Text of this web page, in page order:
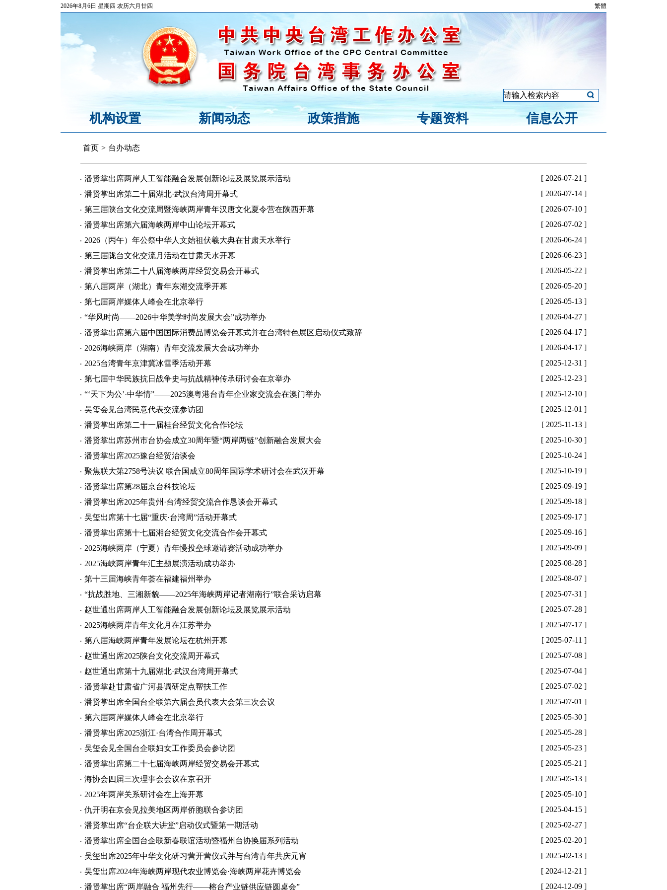
2026年8月6日 星期四 农历六月廿四 繁體
机构设置 新闻动态 政策措施 专题资料 信息公开
首页 > 台办动态
[ 2026-07-21 ]
潘贤掌出席两岸人工智能融合发展创新论坛及展览展示活动
[ 2026-07-14 ]
潘贤掌出席第二十届湖北·武汉台湾周开幕式
[ 2026-07-10 ]
第三届陕台文化交流周暨海峡两岸青年汉唐文化夏令营在陕西开幕
[ 2026-07-02 ]
潘贤掌出席第六届海峡两岸中山论坛开幕式
[ 2026-06-24 ]
2026（丙午）年公祭中华人文始祖伏羲大典在甘肃天水举行
[ 2026-06-23 ]
第三届陇台文化交流月活动在甘肃天水开幕
[ 2026-05-22 ]
潘贤掌出席第二十八届海峡两岸经贸交易会开幕式
[ 2026-05-20 ]
第八届两岸（湖北）青年东湖交流季开幕
[ 2026-05-13 ]
第七届两岸媒体人峰会在北京举行
[ 2026-04-27 ]
“华风时尚——2026中华美学时尚发展大会”成功举办
[ 2026-04-17 ]
潘贤掌出席第六届中国国际消费品博览会开幕式并在台湾特色展区启动仪式致辞
[ 2026-04-17 ]
2026海峡两岸（湖南）青年交流发展大会成功举办
[ 2025-12-31 ]
2025台湾青年京津冀冰雪季活动开幕
[ 2025-12-23 ]
第七届中华民族抗日战争史与抗战精神传承研讨会在京举办
[ 2025-12-10 ]
“‘天下为公’·中华情”——2025澳粤港台青年企业家交流会在澳门举办
[ 2025-12-01 ]
吴玺会见台湾民意代表交流参访团
[ 2025-11-13 ]
潘贤掌出席第二十一届桂台经贸文化合作论坛
[ 2025-10-30 ]
潘贤掌出席苏州市台协会成立30周年暨“两岸两链”创新融合发展大会
[ 2025-10-24 ]
潘贤掌出席2025豫台经贸治谈会
[ 2025-10-19 ]
聚焦联大第2758号决议 联合国成立80周年国际学术研讨会在武汉开幕
[ 2025-09-19 ]
潘贤掌出席第28届京台科技论坛
[ 2025-09-18 ]
潘贤掌出席2025年贵州·台湾经贸交流合作恳谈会开幕式
[ 2025-09-17 ]
吴玺出席第十七届“重庆·台湾周”活动开幕式
[ 2025-09-16 ]
潘贤掌出席第十七届湘台经贸文化交流合作会开幕式
[ 2025-09-09 ]
2025海峡两岸（宁夏）青年慢投垒球邀请赛活动成功举办
[ 2025-08-28 ]
2025海峡两岸青年汇主题展演活动成功举办
[ 2025-08-07 ]
第十三届海峡青年荟在福建福州举办
[ 2025-07-31 ]
“抗战胜地、三湘新貌——2025年海峡两岸记者湖南行”联合采访启幕
[ 2025-07-28 ]
赵世通出席两岸人工智能融合发展创新论坛及展览展示活动
[ 2025-07-17 ]
2025海峡两岸青年文化月在江苏举办
[ 2025-07-11 ]
第八届海峡两岸青年发展论坛在杭州开幕
[ 2025-07-08 ]
赵世通出席2025陕台文化交流周开幕式
[ 2025-07-04 ]
赵世通出席第十九届湖北·武汉台湾周开幕式
[ 2025-07-02 ]
潘贤掌赴甘肃省广河县调研定点帮扶工作
[ 2025-07-01 ]
潘贤掌出席全国台企联第六届会员代表大会第三次会议
[ 2025-05-30 ]
第六届两岸媒体人峰会在北京举行
[ 2025-05-28 ]
潘贤掌出席2025浙江·台湾合作周开幕式
[ 2025-05-23 ]
吴玺会见全国台企联妇女工作委员会参访团
[ 2025-05-21 ]
潘贤掌出席第二十七届海峡两岸经贸交易会开幕式
[ 2025-05-13 ]
海协会四届三次理事会会议在京召开
[ 2025-05-10 ]
2025年两岸关系研讨会在上海开幕
[ 2025-04-15 ]
仇开明在京会见拉美地区两岸侨胞联合参访团
[ 2025-02-27 ]
潘贤掌出席“台企联大讲堂”启动仪式暨第一期活动
[ 2025-02-20 ]
潘贤掌出席全国台企联新春联谊活动暨福州台协换届系列活动
[ 2025-02-13 ]
吴玺出席2025年中华文化研习营开营仪式并与台湾青年共庆元宵
[ 2024-12-21 ]
吴玺出席2024年海峡两岸现代农业博览会·海峡两岸花卉博览会
[ 2024-12-09 ]
潘贤掌出席“两岸融合 福州先行——榕台产业链供应链圆桌会”